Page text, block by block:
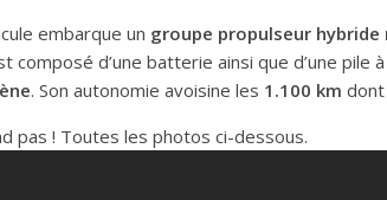
embarque un groupe propulseur hybride
composé d’une batterie ainsi que d’une pile
. Son autonomie avoisine les 1.100 km dont
pas ! Toutes les photos ci-dessous.